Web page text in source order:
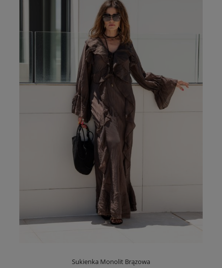
Sukienka Monolit Brązowa